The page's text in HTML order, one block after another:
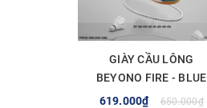
GIÀY CẦU LÔNG
BEYONO FIRE - BLUE
619.000₫
650.000₫